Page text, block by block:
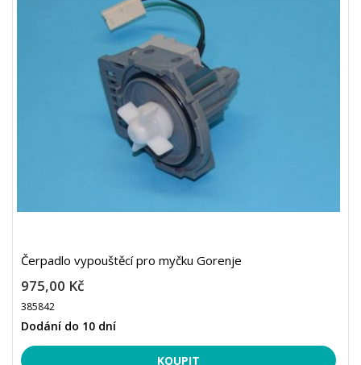
Čerpadlo vypouštěcí pro myčku Gorenje
975,00 Kč
385842
Dodání do 10 dní